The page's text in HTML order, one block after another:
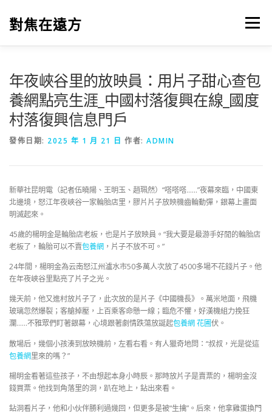
對焦在遠方 選單
年夜峽谷里的放映員：用片子甜心查包
養網點亮生涯_中國村落復興在線_國度
村落復興信息門戶
發佈日期: 2025 年 1 月 21 日 作者: ADMIN
新華社昆明電（記者伍曉陽、王明玉、趙珮然）“嗒嗒嗒……”夜幕來臨，中國東
北邊境，怒江年夜峽谷一家輪胎店里，膠片片子放映機齒輪動彈，銀幕上畫面
明滅起來。
45歲的楊明金是輪胎店老板，也是片子放映員。“我大要是最游手好閒的輪胎店
老板了，輪胎可以不賣包養網 ，片子不放不可。”
24年間，楊明金為云南怒江州瀘水市50多萬人次放了4500多場不花錢片子。他
在年夜峽谷里點亮了片子之光。
幾天前，他又進村放片子了，此次放的是片子《中國機長》。萬米地面，飛機
玻璃忽然爆裂；客艙掉壓，上百乘客命懸一線；臨危不懼，好漢機組力挽狂
瀾……不雅眾們盯著銀幕，心境跟著劇情跌蕩放誕起包養網 花圃伏。
散場后，幾個小孩湊到放映機前，左看右看。有人獵奇地問：“叔叔，光是從這
包養網里來的嗎？”
楊明金看著這些孩子，不由想起本身小時辰。那時放片子是賣票的，楊明金沒
錢買票。他找到角落里的洞，趴在地上，鉆出來看。
鉆洞看片子，他和小伙伴勝利過幾回，但更多是被“生擒”。后來，他拿雞蛋換門